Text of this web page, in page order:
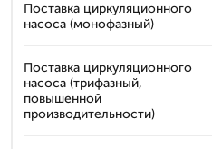
Поставка циркуляционного
насоса (монофазный)
Поставка циркуляционного
насоса (трифазный,
повышенной
производительности)